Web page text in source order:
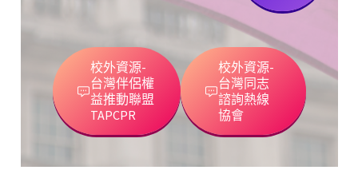
校外資源-
台灣伴侶權
益推動聯盟
TAPCPR
校外資源-
台灣同志
諮詢熱線
協會